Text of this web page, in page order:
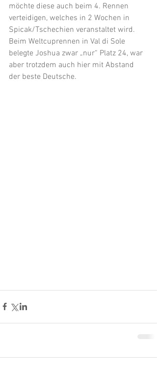
möchte diese auch beim 4. Rennen
verteidigen, welches in 2 Wochen in
Spicak/Tschechien veranstaltet wird.
Beim Weltcuprennen in Val di Sole
belegte Joshua zwar „nur“ Platz 24, war
aber trotzdem auch hier mit Abstand
der beste Deutsche.